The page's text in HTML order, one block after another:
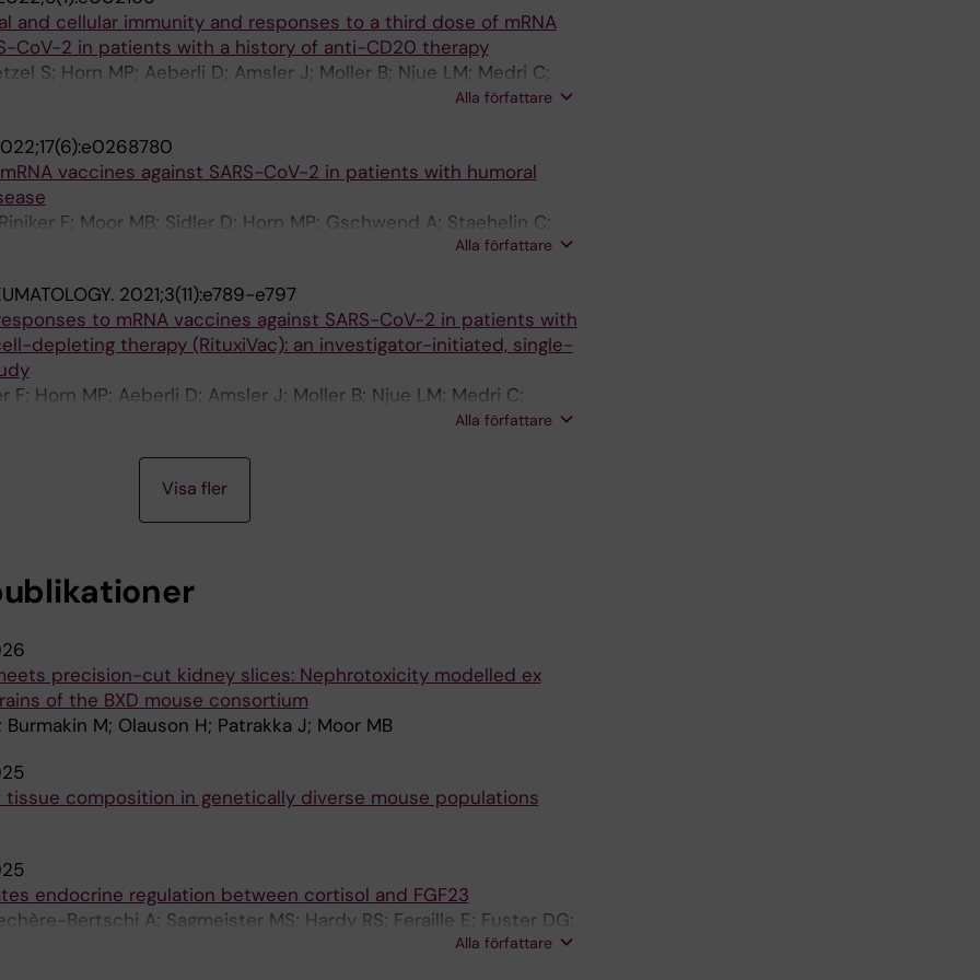
and cellular immunity and responses to a third dose of mRNA
CoV-2 in patients with a history of anti-CD20 therapy
S; Horn MP; Aeberli D; Amsler J; Moller B; Njue LM; Medri C;
L; Jafari SMS; Radonjic-Hoesli S; Chan A; Hoepner R;
Alla författare
vaccines against SARS-CoV-2 in patients with humoral
F; Moor MB; Sidler D; Horn MP; Gschwend A; Staehelin C;
Alla författare
2021;3(11):e789-e797
to mRNA vaccines against SARS-CoV-2 in patients with
depleting therapy (RituxiVac): an investigator-initiated, single-
F; Horn MP; Aeberli D; Amsler J; Moller B; Njue LM; Medri C;
L; Radonjic-Hoesli S; Jafari SMS; Chan A; Hoepner R;
Alla författare
Visa fler
precision-cut kidney slices: Nephrotoxicity modelled ex
of the BXD mouse consortium
M; Olauson H; Patrakka J; Moor MB
composition in genetically diverse mouse populations
endocrine regulation between cortisol and FGF23
Bertschi A; Sagmeister MS; Hardy RS; Feraille E; Fuster DG;
Alla författare